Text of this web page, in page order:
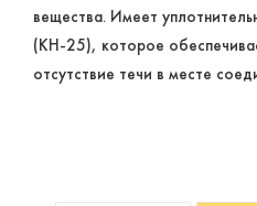
вещества. Имеет
(КН-25), которое
отсутствие течи в месте